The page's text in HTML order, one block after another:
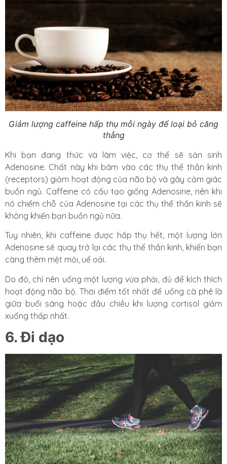
Giảm lượng caffeine hấp thụ mỗi ngày để loại bỏ căng
thẳng
Khi bạn đang thức và làm việc, cơ thể sẽ sản sinh
Adenosine. Chất này khi bám vào các thụ thể thần kinh
(receptors) giảm hoạt động của não bộ và gây cảm giác
buồn ngủ. Caffeine có cấu tạo giống Adenosine, nên khi
nó chiếm chỗ của Adenosine tại các thụ thể thần kinh sẽ
không khiến bạn buồn ngủ nữa.
Tuy nhiên, khi caffeine được hấp thụ hết, một lượng lớn
Adenosine sẽ quay trở lại các thụ thể thần kinh, khiến bạn
càng thêm mệt mỏi, uể oải.
Do đó, chỉ nên uống một lượng vừa phải, đủ để kích thích
hoạt động não bộ. Thời điểm tốt nhất để uống cà phê là
giữa buổi sáng hoặc đầu chiều khi lượng cortisol giảm
xuống thấp nhất.
6. Đi dạo